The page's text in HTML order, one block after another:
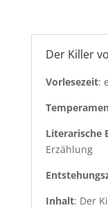
Der Killer
Vorlesezeit:
Literarische
Erzählung
Inhalt: Der